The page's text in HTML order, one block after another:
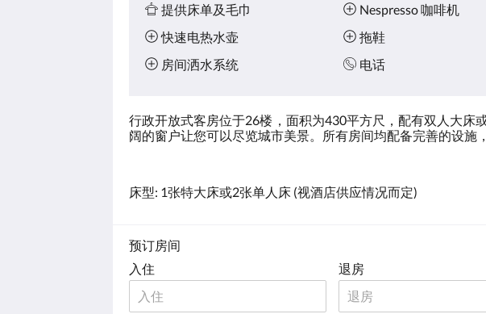
提供床单及毛巾 Nespresso 咖啡机
快速电热水壶
拖鞋
房间洒水系统
电话
行政开放式客房位于26楼，面积为430平方尺，配有双人大
阔的窗户让您可以尽览城市美景。所有房间均配备完善的设施
床型: 1张特大床或2张单人床 (视酒店供应情况而定)
预订房间
入住
退房